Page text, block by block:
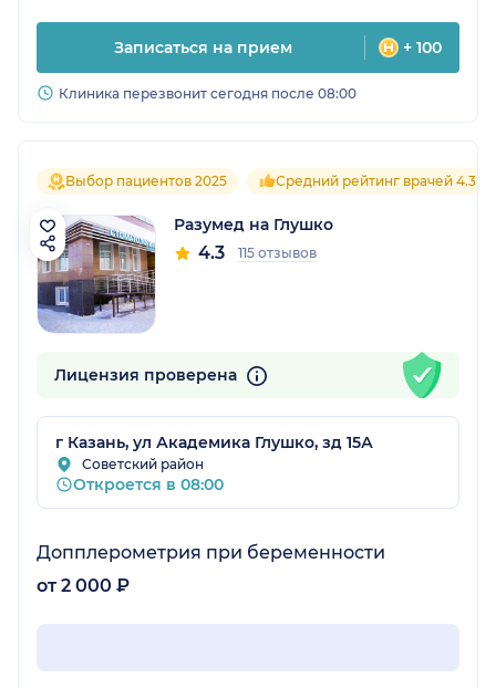
Записаться на прием + 100
Клиника перезвонит сегодня после 08:00
Выбор пациентов 2025 Средний рейтинг врачей 4.3
Разумед на Глушко
4.3 115 отзывов
Лицензия проверена
г Казань, ул Академика Глушко, зд 15А
Советский район
Откроется в 08:00
Допплерометрия при беременности
от 2 000 ₽